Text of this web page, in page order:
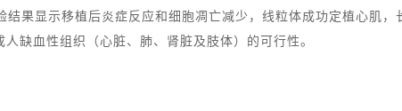
果显示移植后炎症反应和细胞凋亡减少，线粒体成功定植心肌，
缺血性组织（心脏、肺、肾脏及肢体）的可行性。